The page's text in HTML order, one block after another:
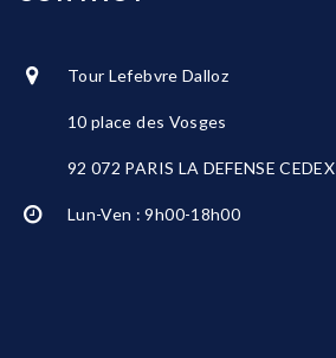
Tour Lefebvre Dalloz
10 place des Vosges
92 072 PARIS LA DEFENSE CEDEX
Lun-Ven : 9h00-18h00